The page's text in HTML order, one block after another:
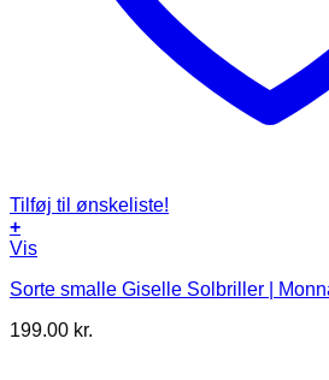
Tilføj til ønskeliste!
+
Vis
Sorte smalle Giselle Solbriller |
199.00 kr.